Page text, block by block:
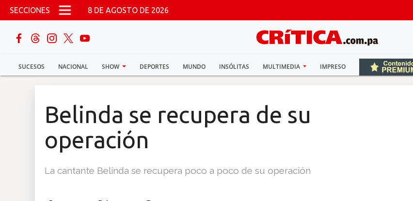
Pasar al contenido principal
SECCIONES 8 DE AGOSTO DE 2026
SUCESOS NACIONAL SHOW DEPORTES MUNDO INSÓLITAS MULTIMEDIA IMPRESO
buscar
Sucesos
Belinda se recupera de su
operación
La cantante Belinda se recupera poco a poco de su operación